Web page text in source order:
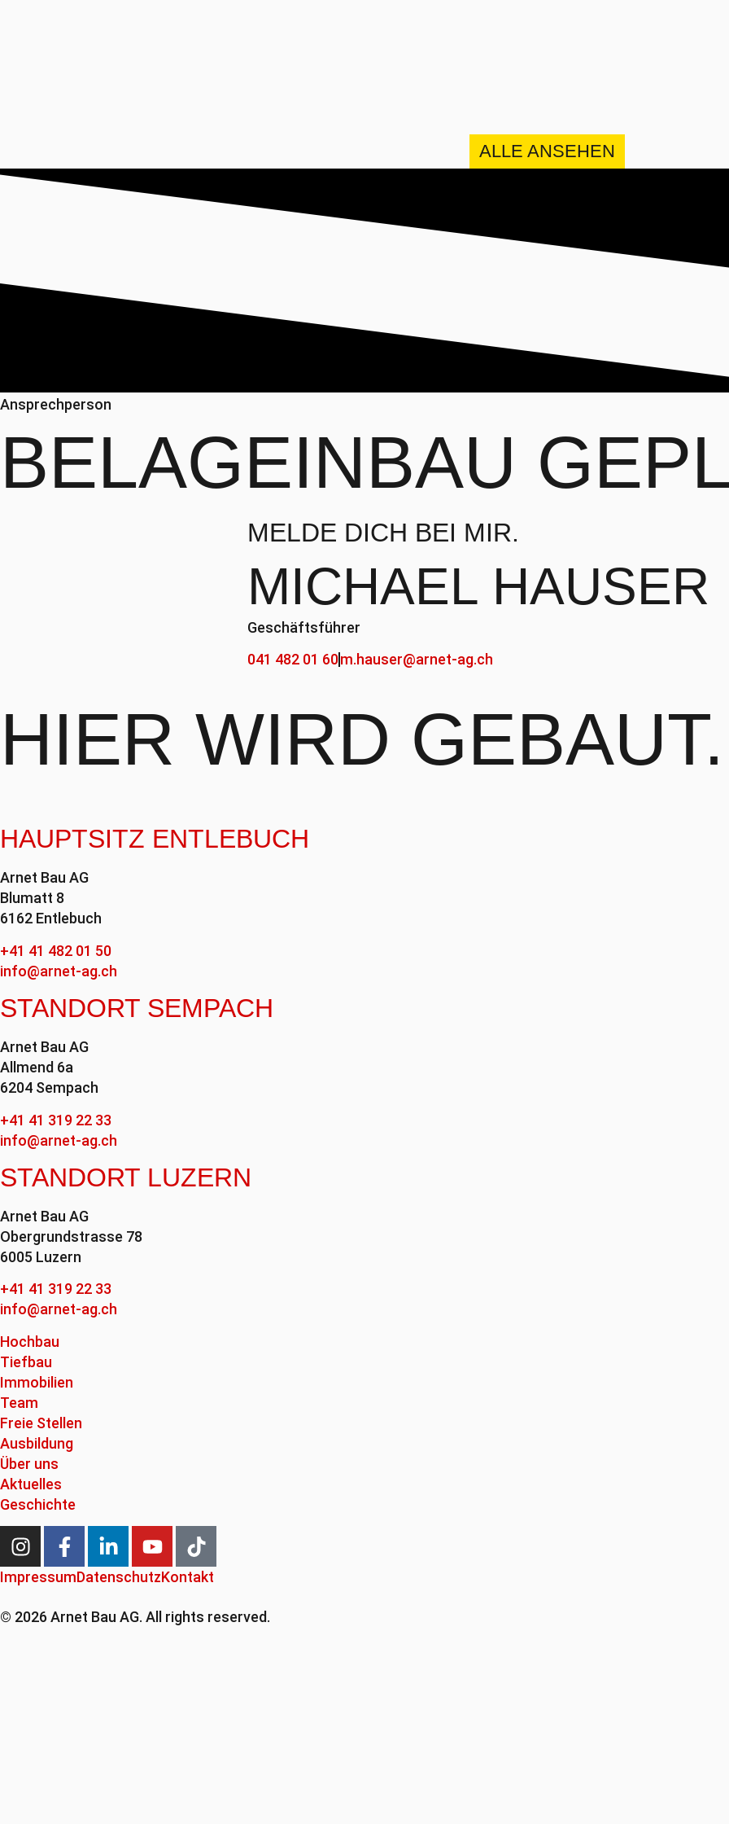
ALLE ANSEHEN
Ansprechperson
BELAGEINBAU
MELDE DICH BEI MIR.
MICHAEL HAUSER
Geschäftsführer
041 482 01 60m.hauser@arnet-ag.ch
HIER WIRD GEBAUT.
HAUPTSITZ ENTLEBUCH
Arnet Bau AG
Blumatt 8
6162 Entlebuch
+41 41 482 01 50
info@arnet-ag.ch
STANDORT SEMPACH
Arnet Bau AG
Allmend 6a
6204 Sempach
+41 41 319 22 33
info@arnet-ag.ch
STANDORT LUZERN
Arnet Bau AG
Obergrundstrasse 78
6005 Luzern
+41 41 319 22 33
info@arnet-ag.ch
Hochbau
Tiefbau
Immobilien
Team
Freie Stellen
Ausbildung
Über uns
Aktuelles
Geschichte
ImpressumDatenschutzKontakt
© 2026 Arnet Bau AG. All rights reserved.